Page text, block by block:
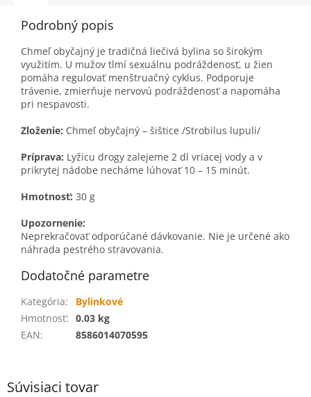
Súvisiaci tovar
Podrobný popis
Chmeľ obyčajný je tradičná liečivá bylina so širokým
využitím. U mužov tlmí sexuálnu podráždenosť, u žien
pomáha regulovať menštruačný cyklus. Podporuje
trávenie, zmierňuje nervovú podráždenosť a napomáha
pri nespavosti.
Zloženie: Chmeľ obyčajný – šištice /Strobilus lupuli/
Príprava: Lyžicu drogy zalejeme 2 dl vriacej vody a v
prikrytej nádobe necháme lúhovať 10 – 15 minút.
Hmotnosť: 30 g
Upozornenie:
Neprekračovať odporúčané dávkovanie. Nie je určené ako
náhrada pestrého stravovania.
Dodatočné parametre
Kategória:
Bylinkové
Hmotnosť: 0.03 kg
EAN: 8586014070595